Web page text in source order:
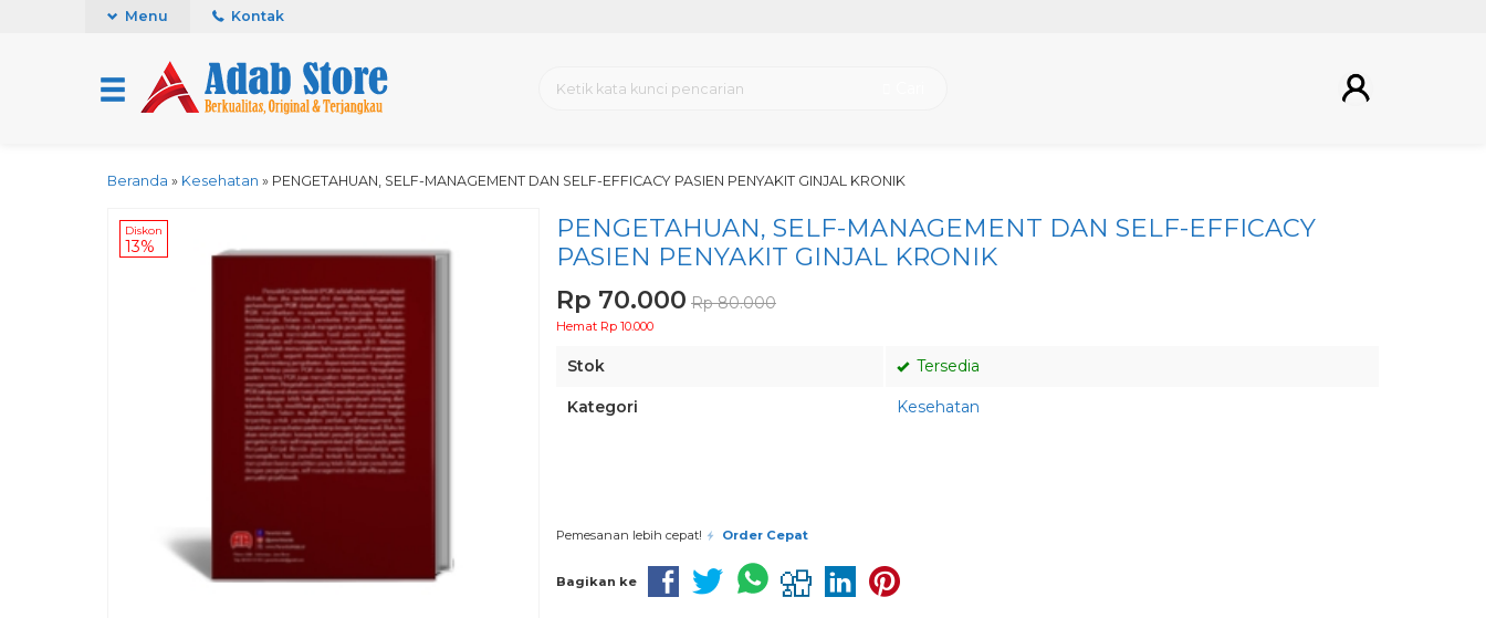
Menu Kontak
Beranda » Kesehatan » PENGETAHUAN, SELF-MANAGEMENT DAN SELF-EFFICACY PASIEN PENYAKIT GINJAL KRONIK
Diskon
13%
PENGETAHUAN, SELF-MANAGEMENT DAN SELF-EFFICACY
PASIEN PENYAKIT GINJAL KRONIK
Rp 70.000 Rp 80.000
Hemat Rp 10.000
Stok Tersedia
Kategori Kesehatan
Pemesanan lebih cepat! Order Cepat
Bagikan ke